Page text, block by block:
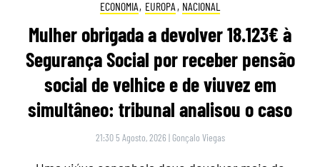
ECONOMIA, EUROPA , NACIONAL
Mulher obrigada a devolver 18.123€ à
Segurança Social por receber pensão
social de velhice e de viuvez em
simultâneo: tribunal analisou o caso
21:30 5 Agosto, 2026 | Gonçalo Viegas